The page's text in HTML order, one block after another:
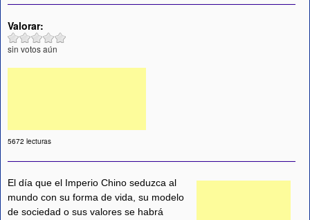
Valorar:
sin votos aún
5672 lecturas
El día que el Imperio Chino seduzca al
mundo con su forma de vida, su modelo
de sociedad o sus valores se habrá